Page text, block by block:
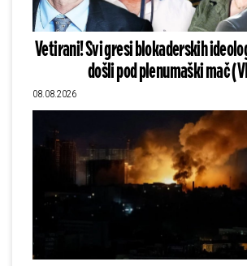
Vetirani! Svi gresi blokaderskih
došli pod plenumaški mač
08.08.2026